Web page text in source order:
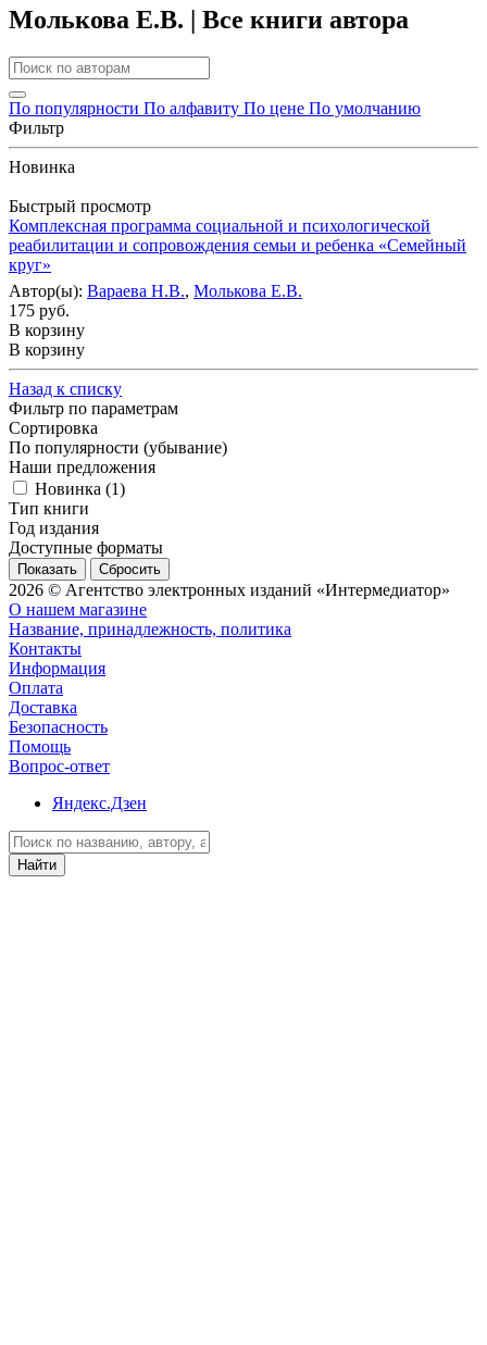
Молькова Е.В. | Все книги автора
По популярности По алфавиту По цене По умолчанию
Фильтр
Новинка
Быстрый просмотр
Комплексная программа социальной и психологической
реабилитации и сопровождения семьи и ребенка «Семейный
круг»
Автор(ы): Вараева Н.В., Молькова Е.В.
175 руб.
В корзину
В корзину
Назад к списку
Фильтр по параметрам
Сортировка
По популярности (убывание)
Наши предложения
Новинка (1)
Тип книги
Год издания
Доступные форматы
Сбросить
2026 © Агентство электронных изданий «Интермедиатор»
О нашем магазине
Название, принадлежность, политика
Контакты
Информация
Оплата
Доставка
Безопасность
Помощь
Вопрос-ответ
Яндекс.Дзен
Найти